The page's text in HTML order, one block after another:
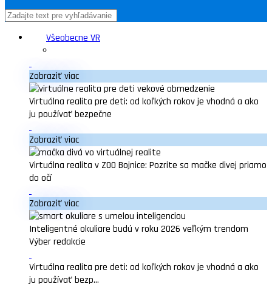
Všeobecne VR
Zobraziť viac
Virtuálna realita pre deti: od koľkých rokov je vhodná a ako
ju používať bezpečne
Zobraziť viac
Virtuálna realita v ZOO Bojnice: Pozrite sa mačke divej priamo
do očí
Zobraziť viac
Inteligentné okuliare budú v roku 2026 veľkým trendom
Výber redakcie
Virtuálna realita pre deti: od koľkých rokov je vhodná a ako
ju používať bezp...